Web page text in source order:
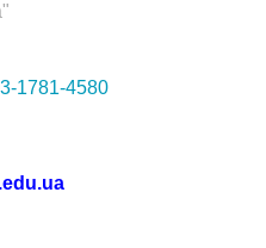
1781-4580